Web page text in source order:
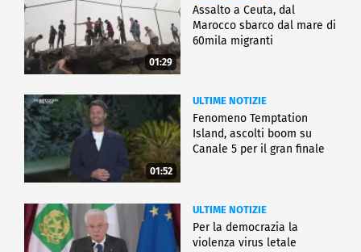
01:29
Assalto a Ceuta, dal
Marocco sbarco dal mare di
60mila migranti
01:52
ULTIME NOTIZIE
Fenomeno Temptation
Island, ascolti boom su
Canale 5 per il gran finale
ULTIME NOTIZIE
Per la democrazia la
violenza virus letale